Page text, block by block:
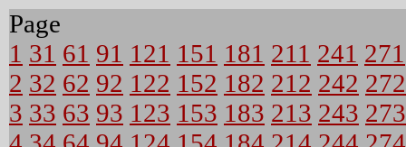
Page
1 31 61 91 121 151 181 211 241 271
2 32 62 92 122 152 182 212 242 272
3 33 63 93 123 153 183 213 243 273